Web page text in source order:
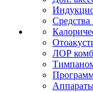
Средства
ЛОР